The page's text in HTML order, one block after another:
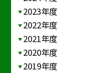
2023年度
2022年度
2021年度
2020年度
2019年度